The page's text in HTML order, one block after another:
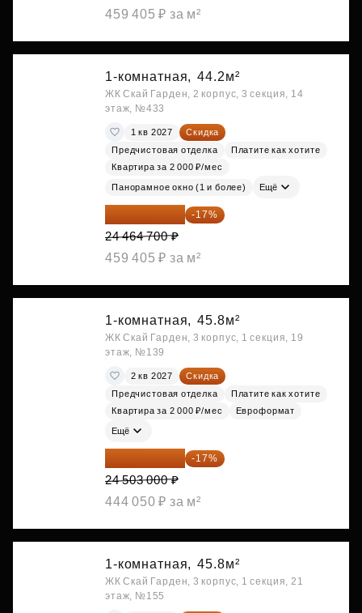
459 405 ₽ за м²
1-комнатная, 44.2м²
ЖК Скай Гарден, 2 корпус, 3 секция, 14
этаж, №433
1 кв 2027
Скидка
Предчистовая отделка
Платите как хотите
Квартира за 2 000 ₽/мес
Панорамное окно (1 и более) Ещё
20 305 701 ₽ -17%
24 464 700 ₽
459 405 ₽ за м²
1-комнатная, 45.8м²
ЖК Скай Гарден, 3 корпус, 1 секция, 19
этаж, №139
2 кв 2027
Скидка
Предчистовая отделка
Платите как хотите
Квартира за 2 000 ₽/мес
Евроформат
Ещё
20 337 490 ₽ -17%
24 503 000 ₽
444 050 ₽ за м²
1-комнатная, 45.8м²
ЖК Скай Гарден, 3 корпус, 1 секция, 21
этаж, №155